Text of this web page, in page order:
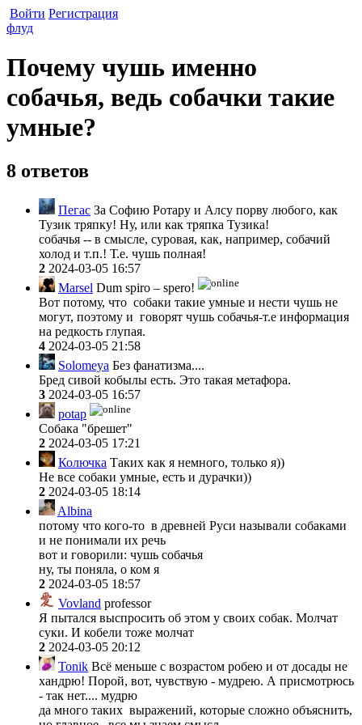
Войти Регистрация
флуд
Почему чушь именно
собачья, ведь собачки такие
умные?
8 ответов
Пегас За Софию Ротару и Алсу порву любого, как
Тузик тряпку! Ну, или как тряпка Тузика!
собачья -- в смысле, суровая, как, например, собачий
холод и т.п.! Т.е. чушь полная!
2 2024-03-05 16:57
Marsel Dum spiro – spero!
Вот потому, что собаки такие умные и нести чушь не
могут, поэтому и говорят чушь собачья-т.е информация
на редкость глупая.
4 2024-03-05 21:58
Solomeya Без фанатизма....
Бред сивой кобылы есть. Это такая метафора.
3 2024-03-05 16:57
potap
Собака "брешет"
2 2024-03-05 17:21
Колючка Таких как я немного, только я))
Не все собаки умные, есть и дурачки))
2 2024-03-05 18:14
Albina
потому что кого-то в древней Руси называли собаками
и не понимали их речь
вот и говорили: чушь собачья
ну, ты поняла, о ком я
2 2024-03-05 18:57
Vovland professor
Я пытался выспросить об этом у своих собак. Молчат
суки. И кобели тоже молчат
2 2024-03-05 20:12
Tonik Всё меньше с возрастом робею и от досады не
хандрю! Порой, вот, чувствую - мудрею. А присмотрюсь
- так нет.... мудрю
да много таких выражений, которые сложно объяснить,